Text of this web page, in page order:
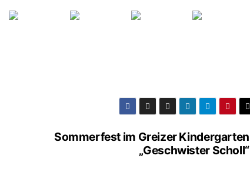
Sommerfest im Greizer Kindergarten
„Geschwister Scholl“